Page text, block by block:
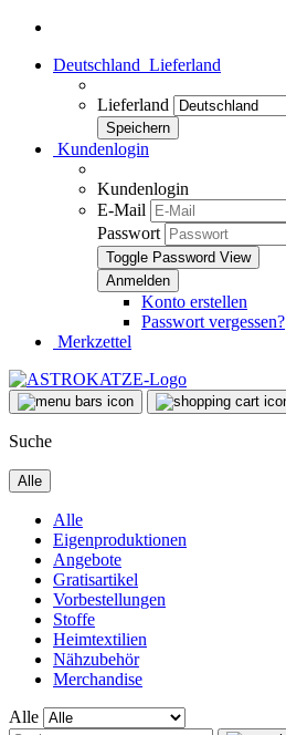
Deutschland Lieferland
Lieferland
Kundenlogin
Kundenlogin
E-Mail
Passwort
Toggle Password View
Konto erstellen
Passwort vergessen?
Merkzettel
Suche
Alle
Alle
Eigenproduktionen
Angebote
Gratisartikel
Vorbestellungen
Stoffe
Heimtextilien
Nähzubehör
Merchandise
Alle